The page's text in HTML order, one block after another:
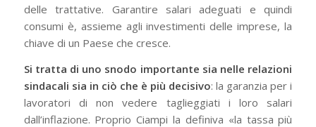
delle trattative. Garantire salari adeguati e quindi
consumi è, assieme agli investimenti delle imprese, la
chiave di un Paese che cresce.
Si tratta di uno snodo importante sia nelle relazioni
sindacali sia in ciò che è più decisivo: la garanzia per i
lavoratori di non vedere taglieggiati i loro salari
dall’inflazione. Proprio Ciampi la definiva «la tassa più